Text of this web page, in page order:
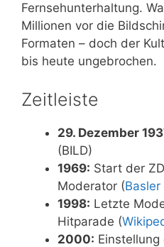
Fernsehunterhaltung.
Millionen vor die
Formaten – doch der
bis heute ungebrochen.
Zeitleiste
29. Dezember
(BILD)
1969: Start der
Moderator (
1998: Letzte
Hitparade (
2000: